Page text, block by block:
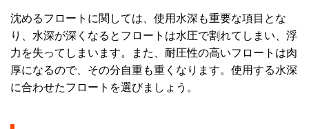
沈めるフロートに関しては、使用水深も重要な項目とな
り、水深が深くなるとフロートは水圧で割れてしまい、浮
力を失ってしまいます。また、耐圧性の高いフロートは肉
厚になるので、その分自重も重くなります。使用する水深
に合わせたフロートを選びましょう。